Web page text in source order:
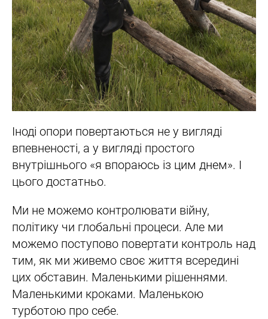
Іноді опори повертаються не у вигляді
впевненості, а у вигляді простого
внутрішнього «я впораюсь із цим днем». І
цього достатньо.
Ми не можемо контролювати війну,
політику чи глобальні процеси. Але ми
можемо поступово повертати контроль над
тим, як ми живемо своє життя всередині
цих обставин. Маленькими рішеннями.
Маленькими кроками. Маленькою
турботою про себе.